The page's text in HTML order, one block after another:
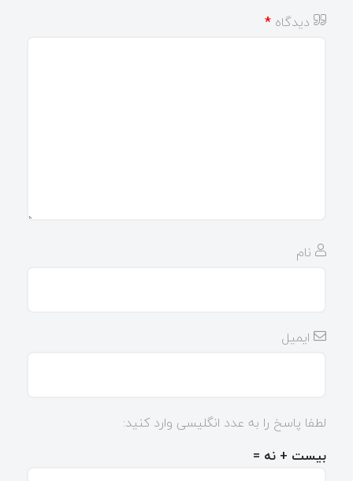
دیدگاه *
نام
ایمیل
لطفا پاسخ را به عدد انگلیسی وارد کنید:
بیست + نه =